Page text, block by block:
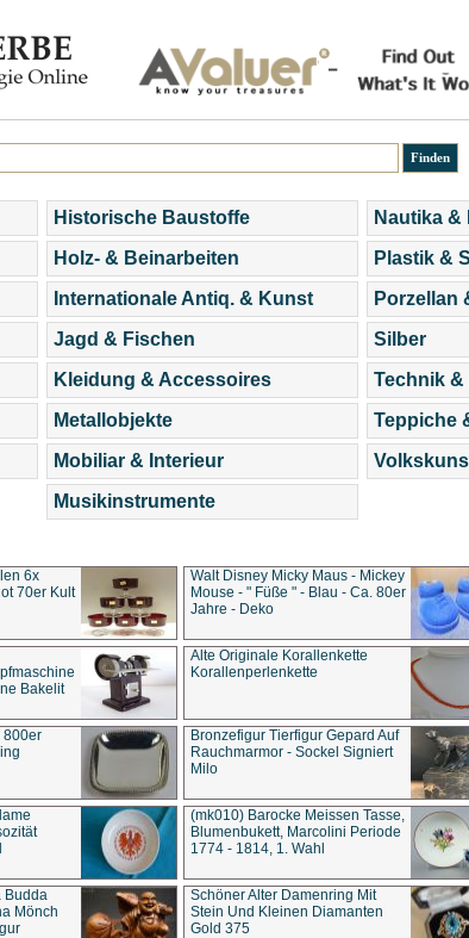
Historische Baustoffe
Holz- & Beinarbeiten
Internationale Antiq. & Kunst
Jagd & Fischen
Kleidung & Accessoires
Metallobjekte
Mobiliar & Interieur
Musikinstrumente
Nautika &
Plastik &
Porzellan
Silber
Technik
Teppiche
6x
70er Kult
Walt Disney Micky Maus - Mickey
Mouse - " Füße " - Blau - Ca. 80er
Jahre - Deko
Bakelit
Alte Originale Korallenkette
Korallenperlenkette
800er
Bronzefigur Tierfigur Gepard Auf
Rauchmarmor - Sockel Signiert
Milo
(mk010) Barocke Meissen Tasse,
Blumenbukett, Marcolini Periode
1774 - 1814, 1. Wahl
Budda
Mönch
Schöner Alter Damenring Mit
Stein Und Kleinen Diamanten
Gold 375